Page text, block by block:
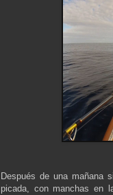
Después de una mañana
picada, con manchas en